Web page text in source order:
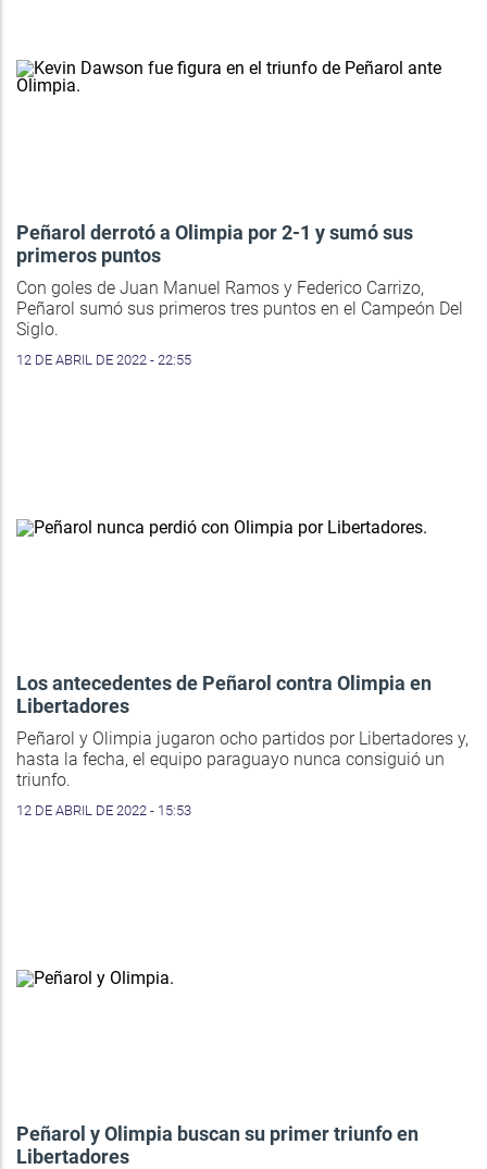
Peñarol derrotó a Olimpia por 2-1 y sumó sus
primeros puntos
Con goles de Juan Manuel Ramos y Federico Carrizo,
Peñarol sumó sus primeros tres puntos en el Campeón Del
Siglo.
12 DE ABRIL DE 2022 - 22:55
Los antecedentes de Peñarol contra Olimpia en
Libertadores
Peñarol y Olimpia jugaron ocho partidos por Libertadores y,
hasta la fecha, el equipo paraguayo nunca consiguió un
triunfo.
12 DE ABRIL DE 2022 - 15:53
Peñarol y Olimpia buscan su primer triunfo en
Libertadores